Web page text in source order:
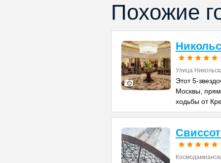
Похожие
Улица
Этот 5-
Москвы,
ходьбы от